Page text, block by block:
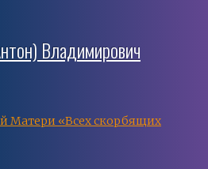
Владимирович
Матери «Всех скорбящих